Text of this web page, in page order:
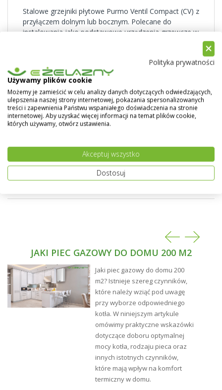
Stalowe grzejniki płytowe Purmo Ventil Compact (CV) z
przyłączem dolnym lub bocznym. Polecane do
instalowania jako podstawowe urządzenia grzewcze w
jak i podłodze - stawiając je przy użyciu specjalnych
stojaków. Grzejniki Purmo doskonale uzupełniają
domową instalację grzewczą.
Powierzchnie boczne solidnie zabudowane,
powierzchnia górna przykryta osłoną typu grill. Duża
liczba typów i rozmiarów pozwala dobrać idealny
Grzejniki typu CV posiadają cztery boczne i dwa
dolne otwory przyłączeniowe (z gwintem
wewnętrznym) w każdym narożniku grzejnika.
palety RAL - na specialne życzenie klienta.
Pokaż więcej
JAKI PIEC GAZOWY DO DOMU 200 M2
Jaki piec gazowy do domu 200
m2? Istnieje szereg czynników,
które należy wziąć pod uwagę
przy wyborze odpowiedniego
kotła. W niniejszym artykule
omówimy praktyczne wskazówki
dotyczące doboru optymalnej
mocy kotła, rodzaju pieca oraz
innych istotnych czynników,
które mają wpływ na komfort
termiczny w domu.
Polityka prywatności
Używamy plików cookie
Możemy je zamieścić w celu analizy danych dotyczących odwiedzających,
ulepszenia naszej strony internetowej, pokazania spersonalizowanych
treści i zapewnienia Państwu wspaniałego doświadczenia na stronie
internetowej. Aby uzyskać więcej informacji na temat plików cookie,
których używamy, otwórz ustawienia.
Akceptuj wszystko
Dostosuj